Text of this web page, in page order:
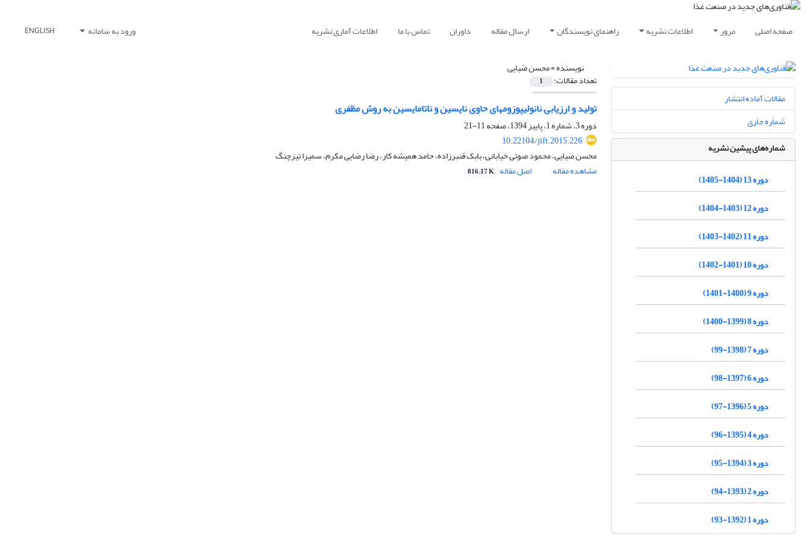
صفحه اصلی مرور اطلاعات نشریه راهنمای نویسندگان ارسال مقاله داوران تماس با ما اطلاعات آماری نشریه ورود به سامانه ENGLISH
نویسنده =محسن ضیایی
تعداد مقالات: 1
تولید و ارزیابی نانولیپوزومهای حاوی نایسین و ناتامایسین به روش مظفری
دوره 3، شماره 1، پاییز 1394، صفحه
11-21
10.22104/jift.2015.226
محسن ضیایی، محمود صوتی خیابانی، بابک قنبرزاده، حامد همیشه کار، رضا رضایی مکرم، سمیرا تیزچنگ
مشاهده مقاله
اصل مقاله 816.17 K
مقالات آماده انتشار
شماره جاری
شماره‌های پیشین نشریه
دوره 13 (1404-1405)
دوره 12 (1403-1404)
دوره 11 (1402-1403)
دوره 10 (1401-1402)
دوره 9 (1400-1401)
دوره 8 (1399-1400)
دوره 7 (1398-99)
دوره 6 (1397-98)
دوره 5 (1396-97)
دوره 4 (1395-96)
دوره 3 (1394-95)
دوره 2 (1393-94)
دوره 1 (1392-93)